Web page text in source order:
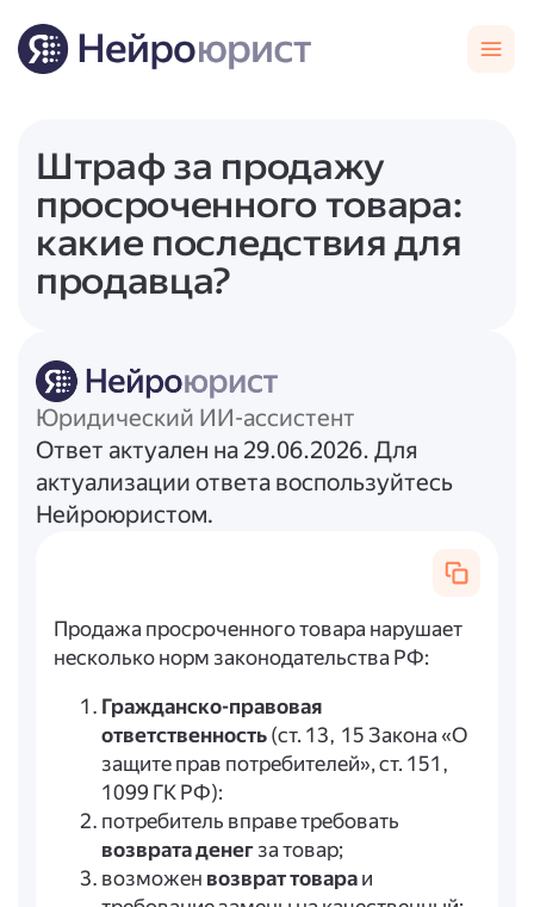
Штраф за продажу
просроченного товара:
какие последствия для
продавца?
Юридический ИИ-ассистент
Ответ актуален на 29.06.2026. Для
актуализации ответа воспользуйтесь
Нейроюристом.
Продажа просроченного товара нарушает
несколько норм законодательства РФ:
Гражданско-правовая
ответственность(ст. 13, 15 Закона «О
защите прав потребителей», ст. 151,
1099 ГК РФ):
потребитель вправе требовать
возврата денегза товар;
возможен возврат товараи